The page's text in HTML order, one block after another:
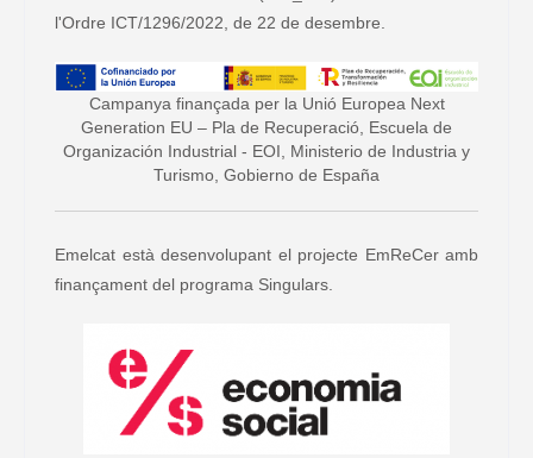
l'Ordre ICT/1296/2022, de 22 de desembre.
Campanya finançada per la Unió Europea Next
Generation EU – Pla de Recuperació, Escuela de
Organización Industrial - EOI, Ministerio de Industria y
Turismo, Gobierno de España
Emelcat està desenvolupant el projecte EmReCer amb
finançament del programa Singulars.